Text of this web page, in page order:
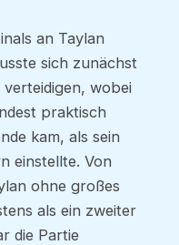
an Taylan
sich zunächst
wobei
praktisch
kam, als sein
einstellte. Von
ohne großes
als ein zweiter
die Partie